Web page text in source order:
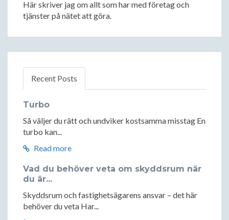
Här skriver jag om allt som har med företag och
tjänster på nätet att göra.
Recent Posts
Turbo
Så väljer du rätt och undviker kostsamma misstag En
turbo kan...
Read more
Vad du behöver veta om skyddsrum när
du är...
Skyddsrum och fastighetsägarens ansvar – det här
behöver du veta Har...